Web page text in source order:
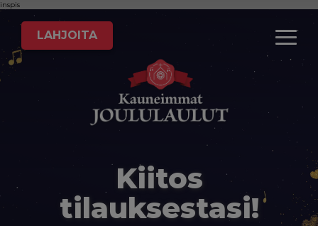
LAHJOITA
inspis
Kiitos
tilauksestasi!